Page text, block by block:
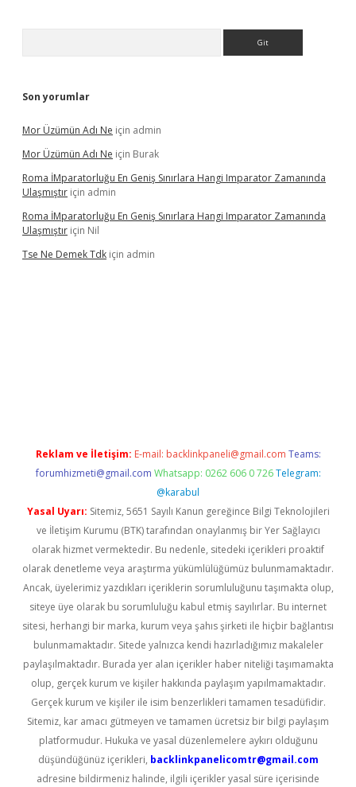
Son yorumlar
Mor Üzümün Adı Ne için admin
Mor Üzümün Adı Ne için Burak
Roma İMparatorluğu En Geniş Sınırlara Hangi Imparator Zamanında
Ulaşmıştır için admin
Roma İMparatorluğu En Geniş Sınırlara Hangi Imparator Zamanında
Ulaşmıştır için Nil
Tse Ne Demek Tdk için admin
Reklam ve İletişim: E-mail: backlinkpaneli@gmail.com Teams:
forumhizmeti@gmail.com Whatsapp: 0262 606 0 726 Telegram:
@karabul
Yasal Uyarı: Sitemiz, 5651 Sayılı Kanun gereğince Bilgi Teknolojileri
ve İletişim Kurumu (BTK) tarafından onaylanmış bir Yer Sağlayıcı
olarak hizmet vermektedir. Bu nedenle, sitedeki içerikleri proaktif
olarak denetleme veya araştırma yükümlülüğümüz bulunmamaktadır.
Ancak, üyelerimiz yazdıkları içeriklerin sorumluluğunu taşımakta olup,
siteye üye olarak bu sorumluluğu kabul etmiş sayılırlar. Bu internet
sitesi, herhangi bir marka, kurum veya şahıs şirketi ile hiçbir bağlantısı
bulunmamaktadır. Sitede yalnızca kendi hazırladığımız makaleler
paylaşılmaktadır. Burada yer alan içerikler haber niteliği taşımamakta
olup, gerçek kurum ve kişiler hakkında paylaşım yapılmamaktadır.
Gerçek kurum ve kişiler ile isim benzerlikleri tamamen tesadüfidir.
Sitemiz, kar amacı gütmeyen ve tamamen ücretsiz bir bilgi paylaşım
platformudur. Hukuka ve yasal düzenlemelere aykırı olduğunu
düşündüğünüz içerikleri, backlinkpanelicomtr@gmail.com
adresine bildirmeniz halinde, ilgili içerikler yasal süre içerisinde